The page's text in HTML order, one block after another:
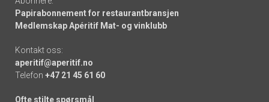
Papirabonnement for restaurantbransjen
Medlemskap Apéritif Mat- og vinklubb
Kontakt oss:
aperitif@aperitif.no
Telefon +47 21 45 61 60
Ofte stilte spørsmål